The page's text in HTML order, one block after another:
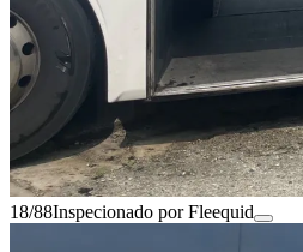
18/88Inspecionado por Fleequid